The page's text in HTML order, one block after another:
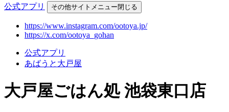
公式アプリ その他サイトメニュー閉じる
https://www.instagram.com/ootoya.jp/
https://x.com/ootoya_gohan
公式アプリ
あばうと大戸屋
大戸屋ごはん処 池袋東口店